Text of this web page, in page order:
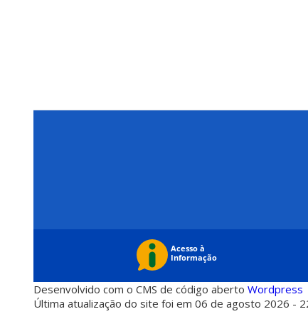
Desenvolvido com o CMS de código aberto Wordpress
Última atualização do site foi em 06 de agosto 2026 -